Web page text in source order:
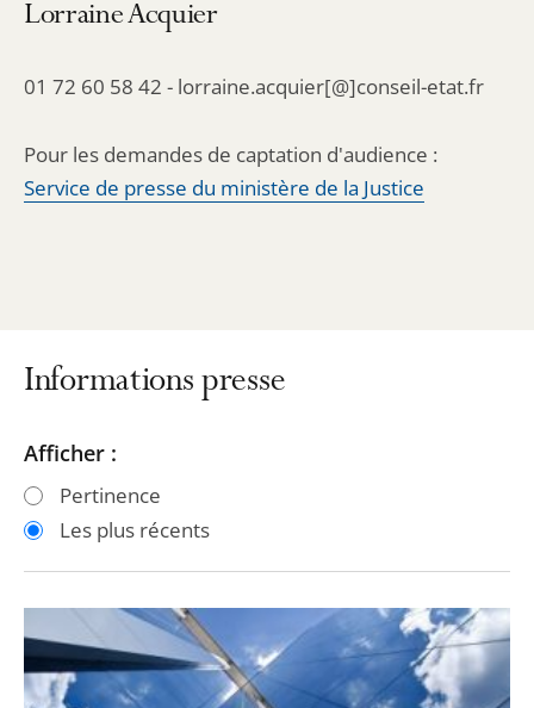
Lorraine Acquier
01 72 60 58 42 - lorraine.acquier[@]conseil-etat.fr
Pour les demandes de captation d'audience :
Service de presse du ministère de la Justice
Informations presse
Passer
les
filtres
Passer
les
filtres
Afficher :
Pertinence
Les plus récents
contre
les